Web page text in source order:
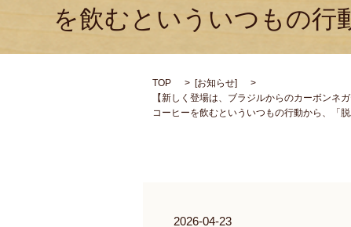
を飲むといういつもの行
TOP [お知らせ]
【新しく登場は、ブラジルからのカーボン
コーヒーを飲むといういつもの行動から、「
2026-04-23